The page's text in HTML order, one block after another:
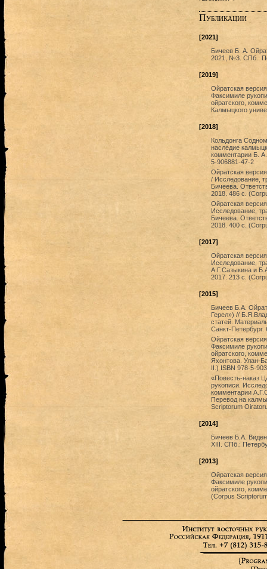
Публикации
[2021]
Бичеев Б. А.
2021, №3. СПб.:
[2019]
Ойратская
Факсимиле
ойратского,
Калмыцкого
[2018]
Кольдонга
наследие
комментарии Б.
5-906881-47-2
Ойратская
/ Исследование,
Бичеева.
2018. 486 с.
Ойратская
Исследование,
Бичеева.
2018. 400 с.
[2017]
Ойратская
Исследование,
А.Г.Сазыкина и
2017. 213 с.
[2015]
Бичеев Б.А.
Герел») //
статей.
Санкт-
Ойратская
Факсимиле
ойратского,
Яхонтова. Улан-
II.) ISBN 978-5-
«Повесть-наказ
рукописи.
комментарии
Перевод на
Scriptorum
[2014]
Бичеев Б.А.
XIII. СПб.:
[2013]
Ойратская
Факсимиле
ойратского,
(Corpus